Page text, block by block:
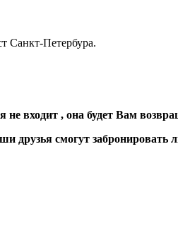
Санкт-Петербура.
входит , она будет Вам
друзья смогут